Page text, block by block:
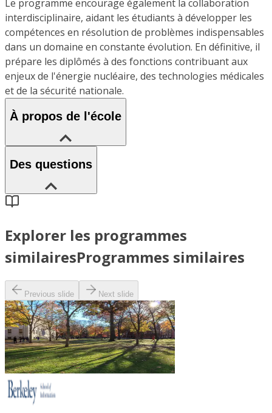
Le programme encourage également la collaboration
interdisciplinaire, aidant les étudiants à développer les
compétences en résolution de problèmes indispensables
dans un domaine en constante évolution. En définitive, il
prépare les diplômés à des fonctions contribuant aux
enjeux de l'énergie nucléaire, des technologies médicales
et de la sécurité nationale.
À propos de l'école
Des questions
Explorer les programmes
similairesProgrammes similaires
Previous slide Next slide